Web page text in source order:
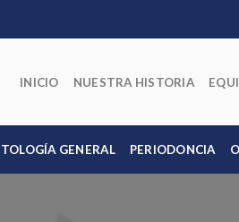
INICIO NUESTRA HISTORIA
GENERAL PERIODONCIA